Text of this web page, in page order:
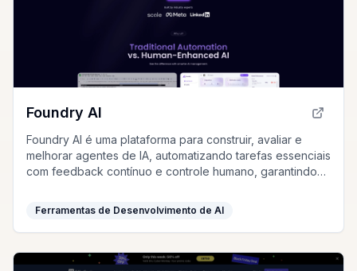
Foundry AI
Foundry AI é uma plataforma para construir, avaliar e
melhorar agentes de IA, automatizando tarefas essenciais
com feedback contínuo e controle humano, garantindo
Ferramentas de Desenvolvimento de AI